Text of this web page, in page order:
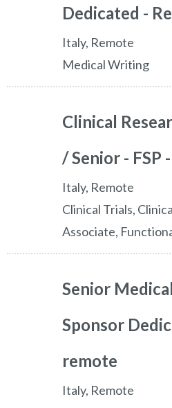
Dedicated -
Italy, Remote
Medical Writing
Clinical
/ Senior - FSP
Italy, Remote
Clinical Trials,
Associate,
Senior
Sponsor
remote
Italy, Remote